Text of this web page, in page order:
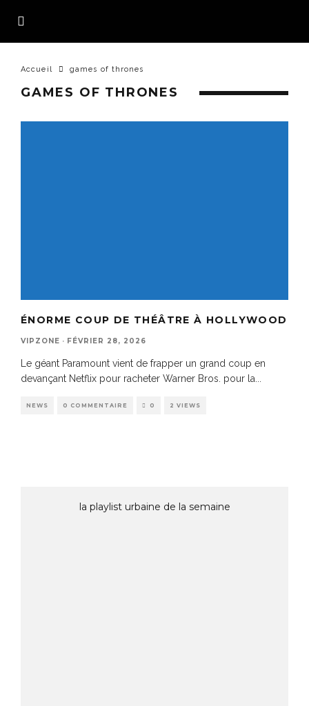
Accueil games of thrones
GAMES OF THRONES
ÉNORME COUP DE THÉÂTRE À HOLLYWOOD
VIPZONE · FÉVRIER 28, 2026
Le géant Paramount vient de frapper un grand coup en
devançant Netflix pour racheter Warner Bros. pour la
NEWS 0 COMMENTAIRE 0 2 VIEWS
la playlist urbaine de la semaine